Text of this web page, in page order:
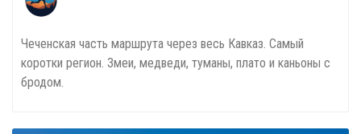
Чеченская часть маршрута через весь Кавказ. Самый
коротки регион. Змеи, медведи, туманы, плато и каньоны с
бродом.